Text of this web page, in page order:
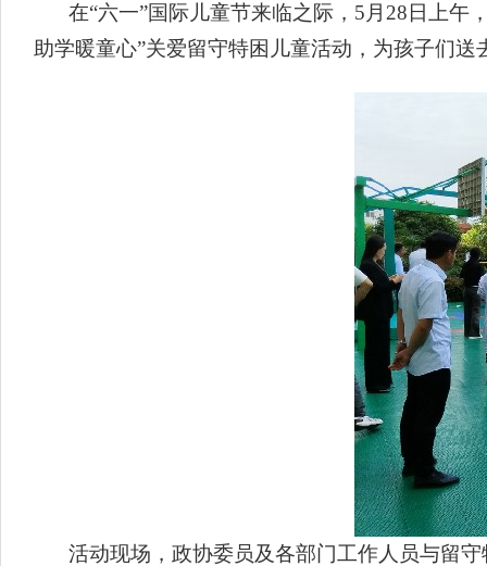
在“六一”国际儿童节来临之际，5月28日上
助学暖童心”关爱留守特困儿童活动，为孩子们
活动现场，政协委员及各部门工作人员与留